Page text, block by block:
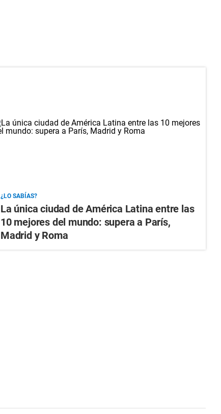
¿LO SABÍAS?
La única ciudad de América Latina entre las
10 mejores del mundo: supera a París,
Madrid y Roma